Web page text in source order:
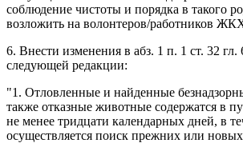
соблюдение чистоты и порядка в такого
возложить на волонтеров/работников
6. Внести изменения в абз. 1 п. 1 ст. 32 гл.
следующей редакции:
"1. Отловленные и найденные
также отказные животные содержатся в
не менее тридцати календарных дней, в
осуществляется поиск прежних или